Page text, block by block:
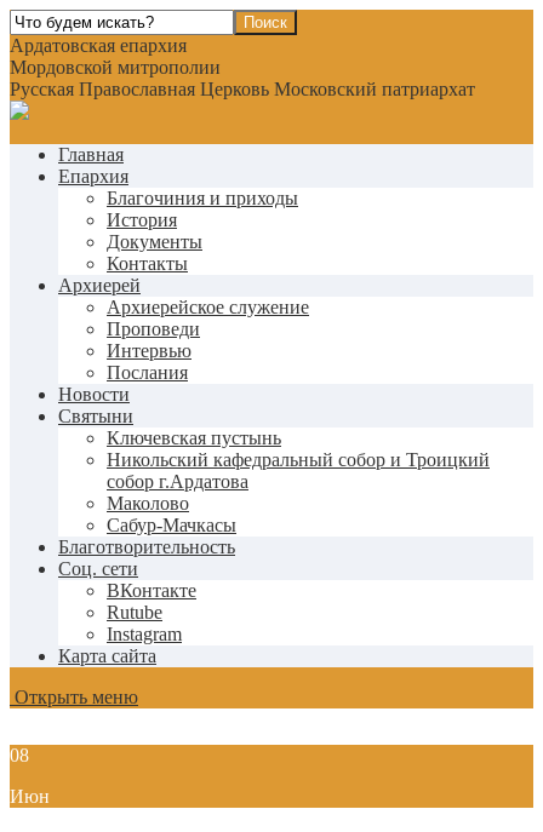
Ардатовская епархия
Мордовской митрополии
Русская Православная Церковь Московский патриархат
Главная
Епархия
Благочиния и приходы
История
Документы
Контакты
Архиерей
Архиерейское служение
Проповеди
Интервью
Послания
Новости
Святыни
Ключевская пустынь
Никольский кафедральный собор и Троицкий
собор г.Ардатова
Маколово
Сабур-Мачкасы
Благотворительность
Соц. сети
ВКонтакте
Rutube
Instagram
Карта сайта
Открыть меню
08
Июн